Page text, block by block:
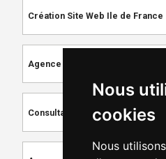
Nous
cookies
Nous
Création Site Web Ile de France
Agence de Référencement
Consultant SEO